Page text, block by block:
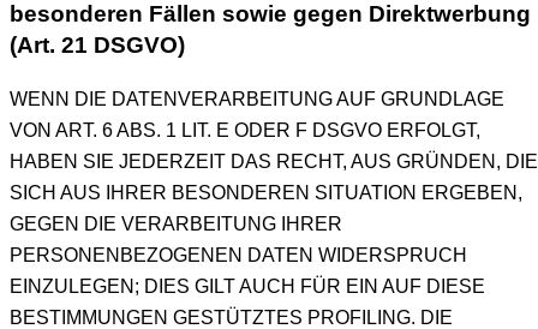
besonderen Fällen sowie gegen Direktwerbung
(Art. 21 DSGVO)
WENN DIE DATENVERARBEITUNG AUF GRUNDLAGE
VON ART. 6 ABS. 1 LIT. E ODER F DSGVO ERFOLGT,
HABEN SIE JEDERZEIT DAS RECHT, AUS GRÜNDEN, DIE
SICH AUS IHRER BESONDEREN SITUATION ERGEBEN,
GEGEN DIE VERARBEITUNG IHRER
PERSONENBEZOGENEN DATEN WIDERSPRUCH
EINZULEGEN; DIES GILT AUCH FÜR EIN AUF DIESE
BESTIMMUNGEN GESTÜTZTES PROFILING. DIE